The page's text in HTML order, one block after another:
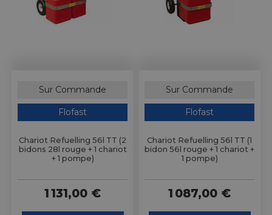
Sur Commande
Flofast
Chariot Refuelling 56l TT (2
bidons 28l rouge + 1 chariot
+ 1 pompe)
1 131,00 €
Sur Commande
Flofast
Chariot Refuelling 56l TT (1
bidon 56l rouge + 1 chariot +
1 pompe)
1 087,00 €